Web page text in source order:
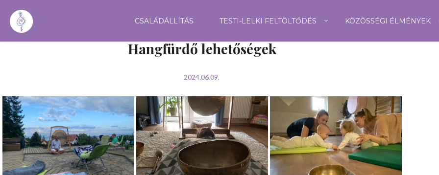
CSALÁDÁLLÍTÁS TESTI-LELKI FELTÖLTŐDÉS KÖZÖSSÉGI ÉLMÉNYEK
Hangfürdő lehetőségek
2024.06.09.